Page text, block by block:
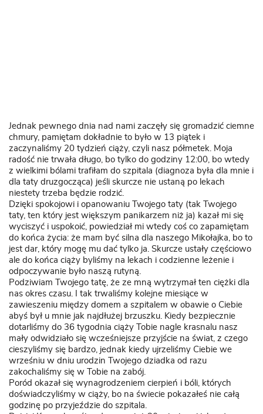
Jednak pewnego dnia nad nami zaczęły się gromadzić ciemne
chmury, pamiętam dokładnie to było w 13 piątek i
zaczynaliśmy 20 tydzień ciąży, czyli nasz półmetek. Moja
radość nie trwała długo, bo tylko do godziny 12:00, bo wtedy
z wielkimi bólami trafiłam do szpitala (diagnoza była dla mnie i
dla taty druzgocząca) jeśli skurcze nie ustaną po lekach
niestety trzeba będzie rodzić.
Dzięki spokojowi i opanowaniu Twojego taty (tak Twojego
taty, ten który jest większym panikarzem niż ja) kazał mi się
wyciszyć i uspokoić, powiedział mi wtedy coś co zapamiętam
do końca życia: że mam być silna dla naszego Mikołajka, bo to
jest dar, który mogę mu dać tylko ja. Skurcze ustały częściowo
ale do końca ciąży byliśmy na lekach i codzienne leżenie i
odpoczywanie było naszą rutyną.
Podziwiam Twojego tatę, że ze mną wytrzymał ten ciężki dla
nas okres czasu. I tak trwaliśmy kolejne miesiące w
zawieszeniu między domem a szpitalem w obawie o Ciebie
abyś był u mnie jak najdłużej brzuszku. Kiedy bezpiecznie
dotarliśmy do 36 tygodnia ciąży Tobie nagle krasnalu nasz
mały odwidziało się wcześniejsze przyjście na świat, z czego
cieszyliśmy się bardzo, jednak kiedy ujrzeliśmy Ciebie we
wrześniu w dniu urodzin Twojego dziadka od razu
zakochaliśmy się w Tobie na zabój.
Poród okazał się wynagrodzeniem cierpień i bóli, których
doświadczyliśmy w ciąży, bo na świecie pokazałeś nie całą
godzinę po przyjeździe do szpitala.